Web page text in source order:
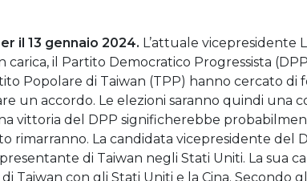
il 13 gennaio 2024. L’attuale vicepresidente
il Partito Democratico Progressista
Popolare di Taiwan (TPP) hanno cercato di
un accordo. Le elezioni saranno quindi una
vittoria del DPP significherebbe
La candidata vicepresidente del
di Taiwan negli Stati Uniti. La sua
Taiwan con gli Stati Uniti e la Cina. Secondo